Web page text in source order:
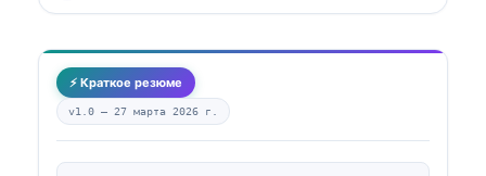
⚡ Краткое резюме
v1.0 — 27 марта 2026 г.